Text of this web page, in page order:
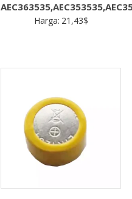
Harga: 21,43$